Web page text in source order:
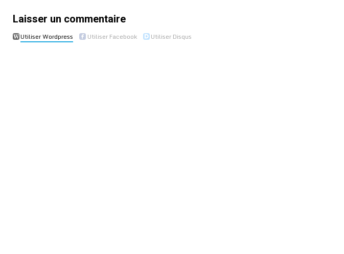
Laisser un commentaire
Utiliser Wordpress Utiliser Facebook Utiliser Disqus